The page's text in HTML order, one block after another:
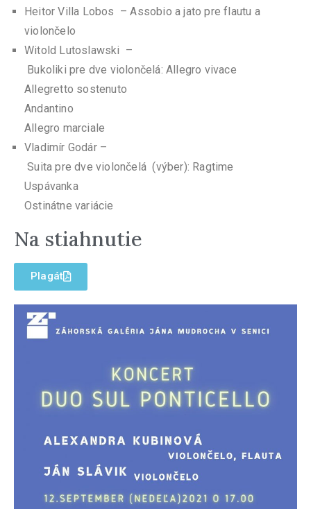
Heitor Villa Lobos – Assobio a jato pre flautu a
violončelo
Witold Lutoslawski –
Bukoliki pre dve violončelá: Allegro vivace
Allegretto sostenuto
Andantino
Allegro marciale
Vladimír Godár –
Suita pre dve violončelá (výber): Ragtime
Uspávanka
Ostinátne variácie
Na stiahnutie
Plagát